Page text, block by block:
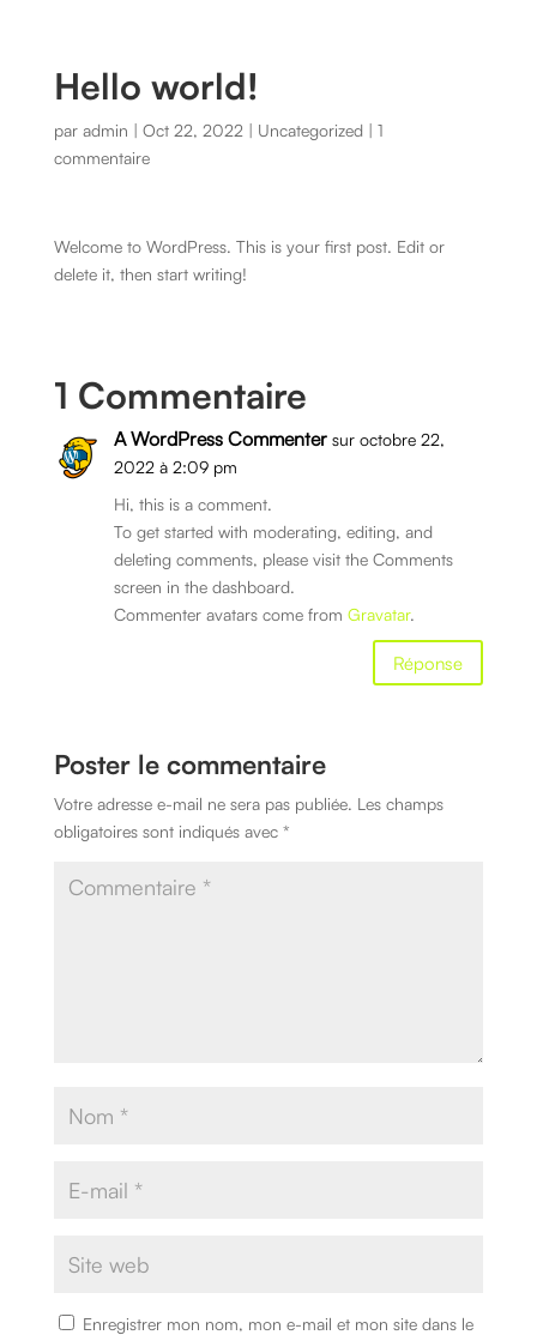
Hello world!
par admin | Oct 22, 2022 | Uncategorized| 1
commentaire
Welcome to WordPress. This is your first post. Edit or
delete it, then start writing!
1 Commentaire
A WordPress Commenter sur octobre 22,
2022 à 2:09 pm
Hi, this is a comment.
To get started with moderating, editing, and
deleting comments, please visit the Comments
screen in the dashboard.
Commenter avatars come from Gravatar.
Réponse
Poster le commentaire
Votre adresse e-mail ne sera pas publiée. Les champs
obligatoires sont indiqués avec *
Enregistrer mon nom, mon e-mail et mon site dans le